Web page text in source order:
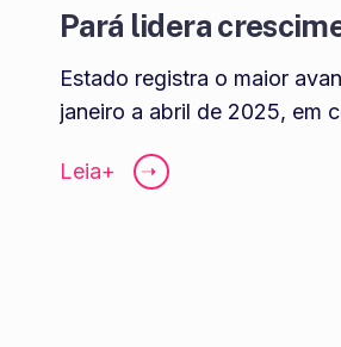
Pará lidera
Estado registra o maior
janeiro a abril de 2025, em
Leia+ ➝